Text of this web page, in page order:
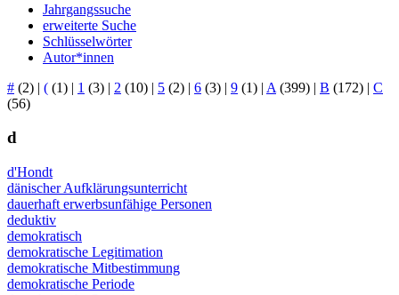
Jahrgangssuche
erweiterte Suche
Schlüsselwörter
Autor*innen
# (2) | ( (1) | 1 (3) | 2 (10) | 5 (2) | 6 (3) | 9 (1) | A (399) | B (172) | C
(56)
d
d'Hondt
dänischer Aufklärungsunterricht
dauerhaft erwerbsunfähige Personen
deduktiv
demokratisch
demokratische Legitimation
demokratische Mitbestimmung
demokratische Periode